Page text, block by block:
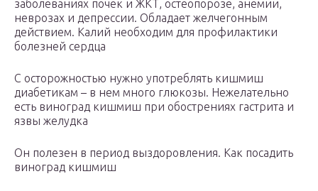
заболеваниях почек и ЖКТ, остеопорозе, анемии,
неврозах и депрессии. Обладает желчегонным
действием. Калий необходим для профилактики
болезней сердца
С осторожностью нужно употреблять кишмиш
диабетикам – в нем много глюкозы. Нежелательно
есть виноград кишмиш при обострениях гастрита и
язвы желудка
Он полезен в период выздоровления. Как посадить
виноград кишмиш